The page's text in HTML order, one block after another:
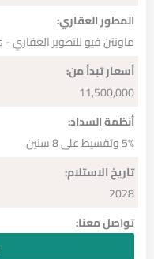
المطور العقاري:
ماونتن فيو للتطوير العقاري - Mountain View Developments
أسعار تبدأ من:
11,500,000
أنظمة السداد:
5% وتقسيط على 8 سنين
تاريخ الاستلام:
2028
تواصل معنا: